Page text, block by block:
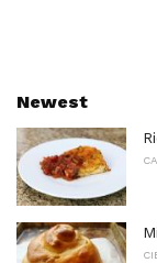
Newest